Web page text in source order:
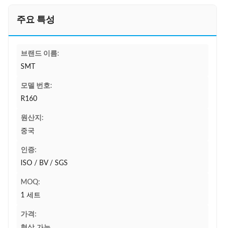
주요 특성
브랜드 이름:
SMT
모델 번호:
R160
원산지:
중국
인증:
ISO / BV / SGS
MOQ:
1 세트
가격: